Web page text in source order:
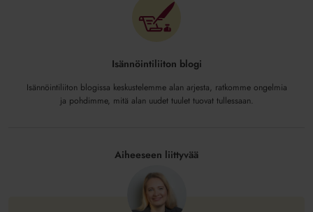
Isännöintiliiton blogi
Isännöintiliiton blogissa keskustelemme alan arjesta, ratkomme ongelmia
ja pohdimme, mitä alan uudet tuulet tuovat tullessaan.
Aiheeseen liittyvää